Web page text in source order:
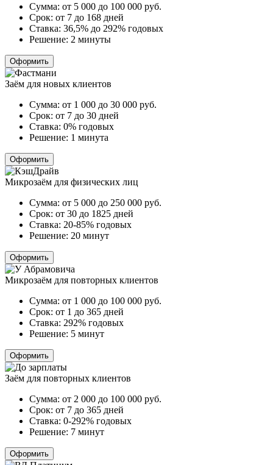
Сумма: от 5 000 до 100 000 руб.
Срок: от 7 до 168 дней
Ставка: 36,5% до 292% годовых
Решение: 2 минуты
Оформить
Заём для новых клиентов
Сумма: от 1 000 до 30 000 руб.
Срок: от 7 до 30 дней
Ставка: 0% годовых
Решение: 1 минута
Оформить
Микрозаём для физических лиц
Сумма: от 5 000 до 250 000 руб.
Срок: от 30 до 1825 дней
Ставка: 20-85% годовых
Решение: 20 минут
Оформить
Микрозаём для повторных клиентов
Сумма: от 1 000 до 100 000 руб.
Срок: от 1 до 365 дней
Ставка: 292% годовых
Решение: 5 минут
Оформить
Заём для повторных клиентов
Сумма: от 2 000 до 100 000 руб.
Срок: от 7 до 365 дней
Ставка: 0-292% годовых
Решение: 7 минут
Оформить